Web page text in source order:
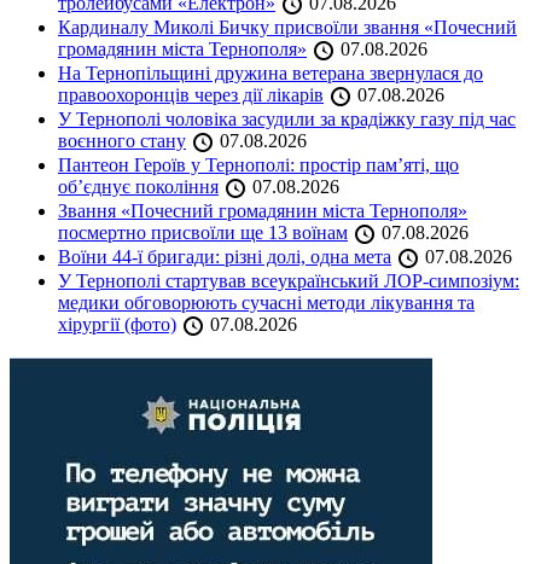
Кардиналу Миколі Бичку присвоїли звання «Почесний
громадянин міста Тернополя»
07.08.2026
На Тернопільщині дружина ветерана звернулася до
правоохоронців через дії лікарів
07.08.2026
У Тернополі чоловіка засудили за крадіжку газу під час
воєнного стану
07.08.2026
Пантеон Героїв у Тернополі: простір пам’яті, що
об’єднує покоління
07.08.2026
Звання «Почесний громадянин міста Тернополя»
посмертно присвоїли ще 13 воїнам
07.08.2026
Воїни 44-ї бригади: різні долі, одна мета
07.08.2026
У Тернополі стартував всеукраїнський ЛОР-симпозіум:
медики обговорюють сучасні методи лікування та
хірургії (фото)
07.08.2026